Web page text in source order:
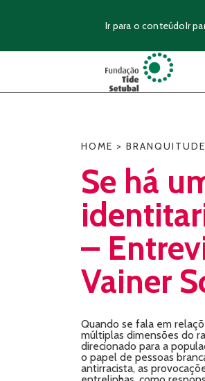
Ir para o conteúdoIr
HOME > BRANQUITUDE
Se há
–
Vainer
Quando se fala em
múltiplas dimensões do
direcionado para a
o papel de pessoas
antirracista, as